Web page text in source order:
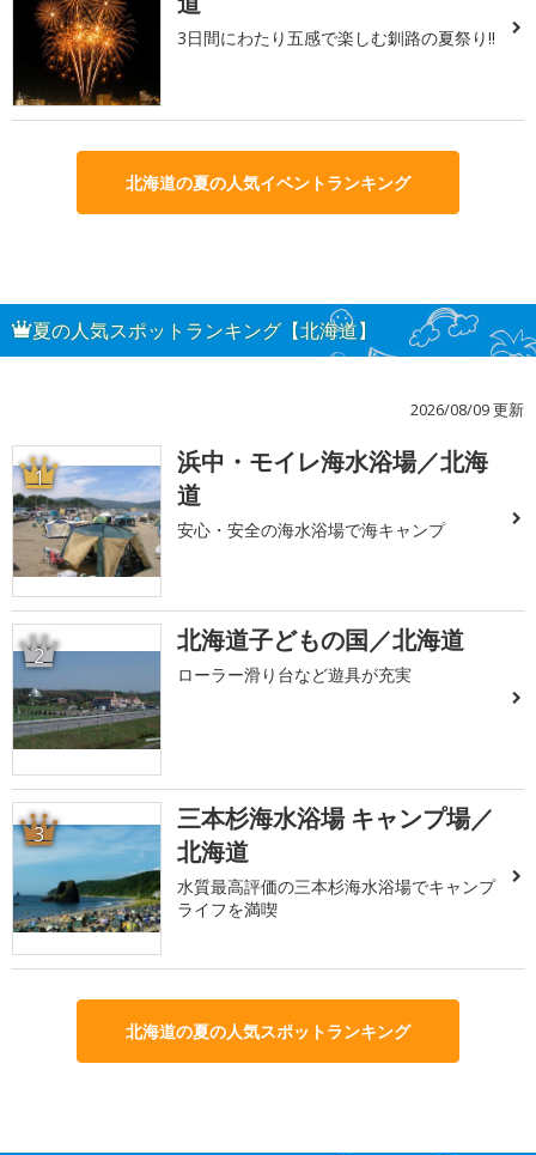
3日間にわたり五感で楽しむ釧路の夏祭り!!
北海道の夏の人気イベントランキング
夏の人気スポットランキング【北海道】
2026/08/09 更新
1
浜中・モイレ海水浴場／北海
道
安心・安全の海水浴場で海キャンプ
2 北海道子どもの国／北海道
ローラー滑り台など遊具が充実
3
三本杉海水浴場 キャンプ場／
北海道
水質最高評価の三本杉海水浴場でキャンプ
ライフを満喫
北海道の夏の人気スポットランキング